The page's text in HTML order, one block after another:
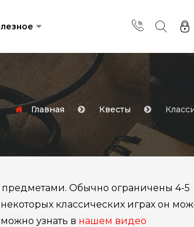
Главная Квесты
Обычно ограничены 4-5
классических играх он
узнать в нашем видео